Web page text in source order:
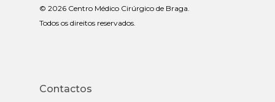
© 2026 Centro Médico Cirúrgico de Braga.
Todos os direitos reservados.
Contactos